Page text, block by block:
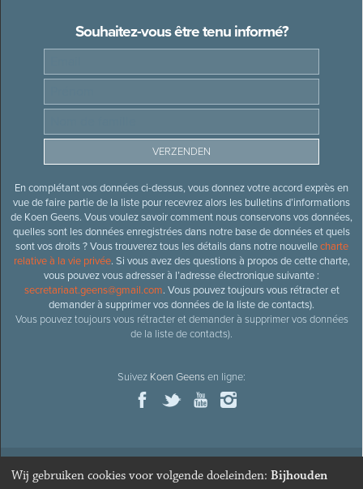
Souhaitez-vous être tenu informé?
En complétant vos données ci-dessus, vous donnez votre accord exprès en
vue de faire partie de la liste pour recevrez alors les bulletins d’informations
de Koen Geens. Vous voulez savoir comment nous conservons vos données,
quelles sont les données enregistrées dans notre base de données et quels
sont vos droits ? Vous trouverez tous les détails dans notre nouvellecharte
relative à la vie privée. Si vous avez des questions à propos de cette charte,
vous pouvez vous adresser à l’adresse électronique suivante :
secretariaat.geens@gmail.com. Vous pouvez toujours vous rétracter et
demander à supprimer vos données de la liste de contacts).
Vous pouvez toujours vous rétracter et demander à supprimer vos données
de la liste de contacts).
Suivez Koen Geensen ligne:
Wij gebruiken cookies voor volgende doeleinden: Bijhouden